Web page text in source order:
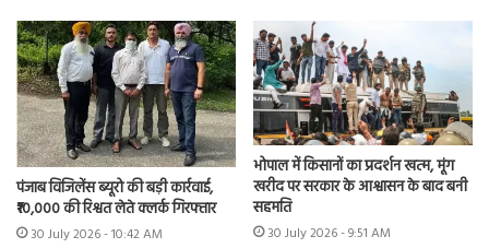
पंजाब विजिलेंस ब्यूरो की बड़ी कार्रवाई,
₹10,000 की रिश्वत लेते क्लर्क गिरफ्तार
30 July 2026 - 10:42 AM
भोपाल में किसानों का प्रदर्शन खत्म, मूंग
खरीद पर सरकार के आश्वासन के बाद बनी
सहमति
30 July 2026 - 9:51 AM